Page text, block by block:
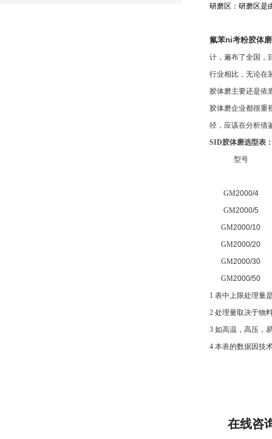
研磨区：研磨区是
氟苯ni考粉胶体磨
计，遍布了全国，
行业相比，无论在
胶体磨主要还是依
胶体磨企业都很重
径，应该在分析借
SID胶体磨选型表
型号
GM2000/4
GM2000/5
GM2000/10
GM2000/20
GM2000/30
GM2000/50
1 表中上限处理量
2 处理量取决于物
3 如高温，高压，
4 本表的数据因技
在线咨